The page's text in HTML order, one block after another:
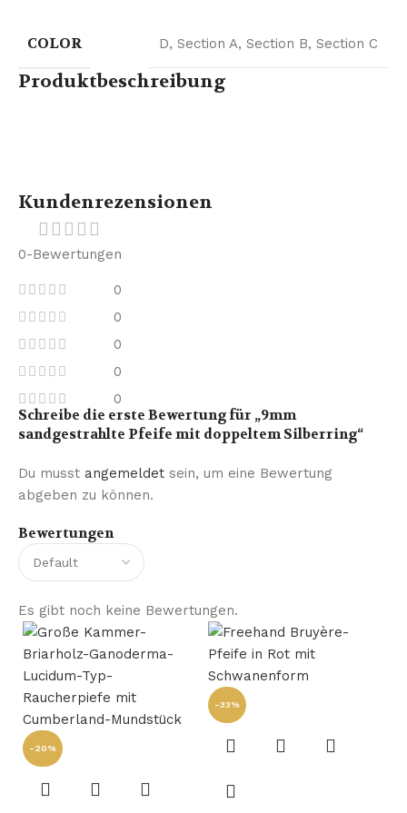
COLOR D, Section A, Section B, Section C
Produktbeschreibung
Kundenrezensionen
0-Bewertungen
0
0
0
0
0
Bewertungen
Es gibt noch keine Bewertungen.
Schreibe die erste Bewertung für „9mm
sandgestrahlte Pfeife mit doppeltem Silberring“
Du musst angemeldet sein, um eine Bewertung
abgeben zu können.
-20%
-33%